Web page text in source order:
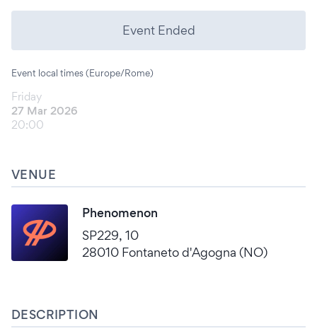
Event Ended
Event local times (Europe/Rome)
Friday
27 Mar 2026
20:00
VENUE
Phenomenon
SP229, 10
28010 Fontaneto d'Agogna (NO)
DESCRIPTION